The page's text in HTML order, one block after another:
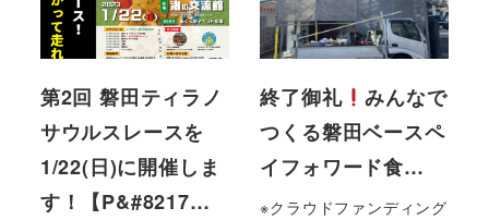
第2回 磐田ティラノ
サウルスレースを
1/22(日)に開催しま
す！【P&#8217…
終了御礼
みんなで
つくる磐田ベースペ
イフォワード食…
※クラウドファンディング